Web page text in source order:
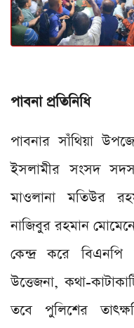
পাবনা প্রতিনিধি
পাবনার সাঁথিয়া
ইসলামীর সংসদ
মাওলানা মতিউর
নাজিবুর রহমান
কেন্দ্র করে
উত্তেজনা, কথা-
তবে পুলিশের